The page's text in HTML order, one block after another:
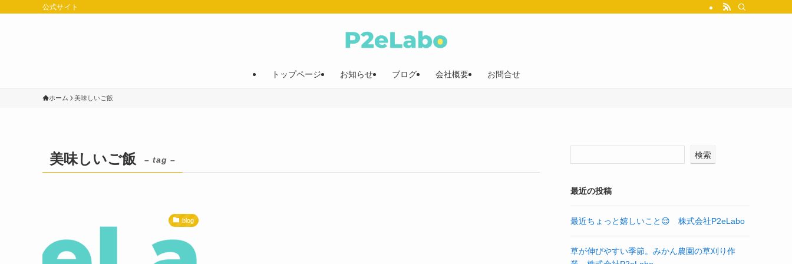
公式サイト
トップページ お知らせ ブログ 会社概要 お問合せ
ホーム 美味しいご飯
美味しいご飯 – tag –
blog
検索
最近の投稿
最近ちょっと嬉しいこと😌 株式会社P2eLabo
草が伸びやすい季節。みかん農園の草刈り作